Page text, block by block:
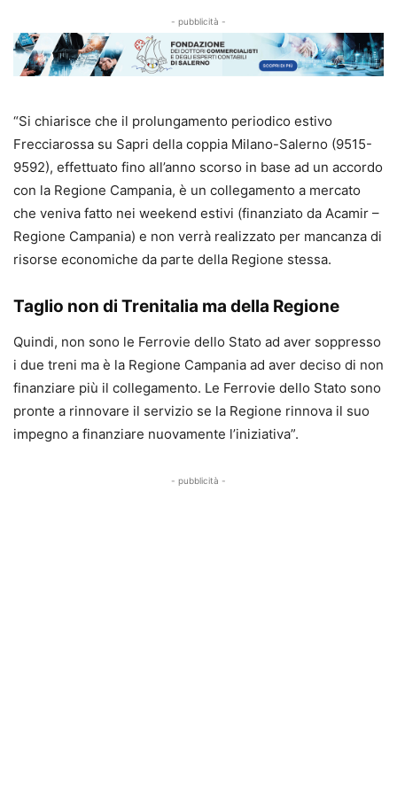
- pubblicità -
“Si chiarisce che il prolungamento periodico estivo
Frecciarossa su Sapri della coppia Milano-Salerno (9515-
9592), effettuato fino all’anno scorso in base ad un accordo
con la Regione Campania, è un collegamento a mercato
che veniva fatto nei weekend estivi (finanziato da Acamir –
Regione Campania) e non verrà realizzato per mancanza di
risorse economiche da parte della Regione stessa.
Taglio non di Trenitalia ma della Regione
Quindi, non sono le Ferrovie dello Stato ad aver soppresso
i due treni ma è la Regione Campania ad aver deciso di non
finanziare più il collegamento. Le Ferrovie dello Stato sono
pronte a rinnovare il servizio se la Regione rinnova il suo
impegno a finanziare nuovamente l’iniziativa”.
- pubblicità -